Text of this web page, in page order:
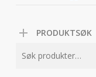
PRODUKTSØK
etter: